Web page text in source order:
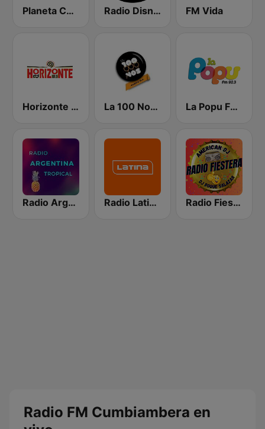
Planeta Cuarteto Radio Disney Latinoamérica FM Vida
Horizonte 101.9 FM La 100 Nogoyá La Popu FM 92.3
Radio Argentina Tropical Radio Latina 101.1 Radio Fiestera de Jujuy
Radio FM Cumbiambera en